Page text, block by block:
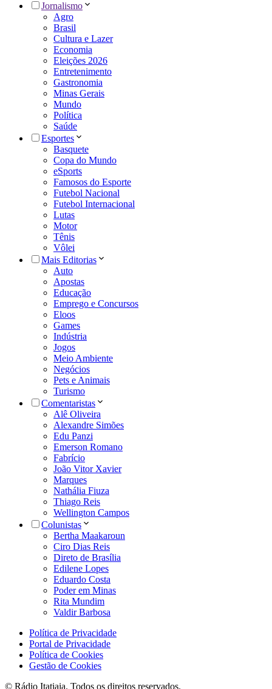
Jornalismo
Agro
Brasil
Cultura e Lazer
Economia
Eleições 2026
Entretenimento
Gastronomia
Minas Gerais
Mundo
Política
Saúde
Esportes
Basquete
Copa do Mundo
eSports
Famosos do Esporte
Futebol Nacional
Futebol Internacional
Lutas
Motor
Tênis
Vôlei
Mais Editorias
Auto
Apostas
Educação
Emprego e Concursos
Eloos
Games
Indústria
Jogos
Meio Ambiente
Negócios
Pets e Animais
Turismo
Comentaristas
Alê Oliveira
Alexandre Simões
Edu Panzi
Emerson Romano
Fabrício
João Vitor Xavier
Marques
Nathália Fiuza
Thiago Reis
Wellington Campos
Colunistas
Bertha Maakaroun
Ciro Dias Reis
Direto de Brasília
Edilene Lopes
Eduardo Costa
Poder em Minas
Rita Mundim
Valdir Barbosa
Política de Privacidade
Portal de Privacidade
Política de Cookies
Gestão de Cookies
© Rádio Itatiaia. Todos os direitos reservados.